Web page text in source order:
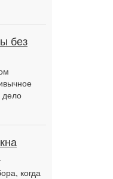
без
дело
когда